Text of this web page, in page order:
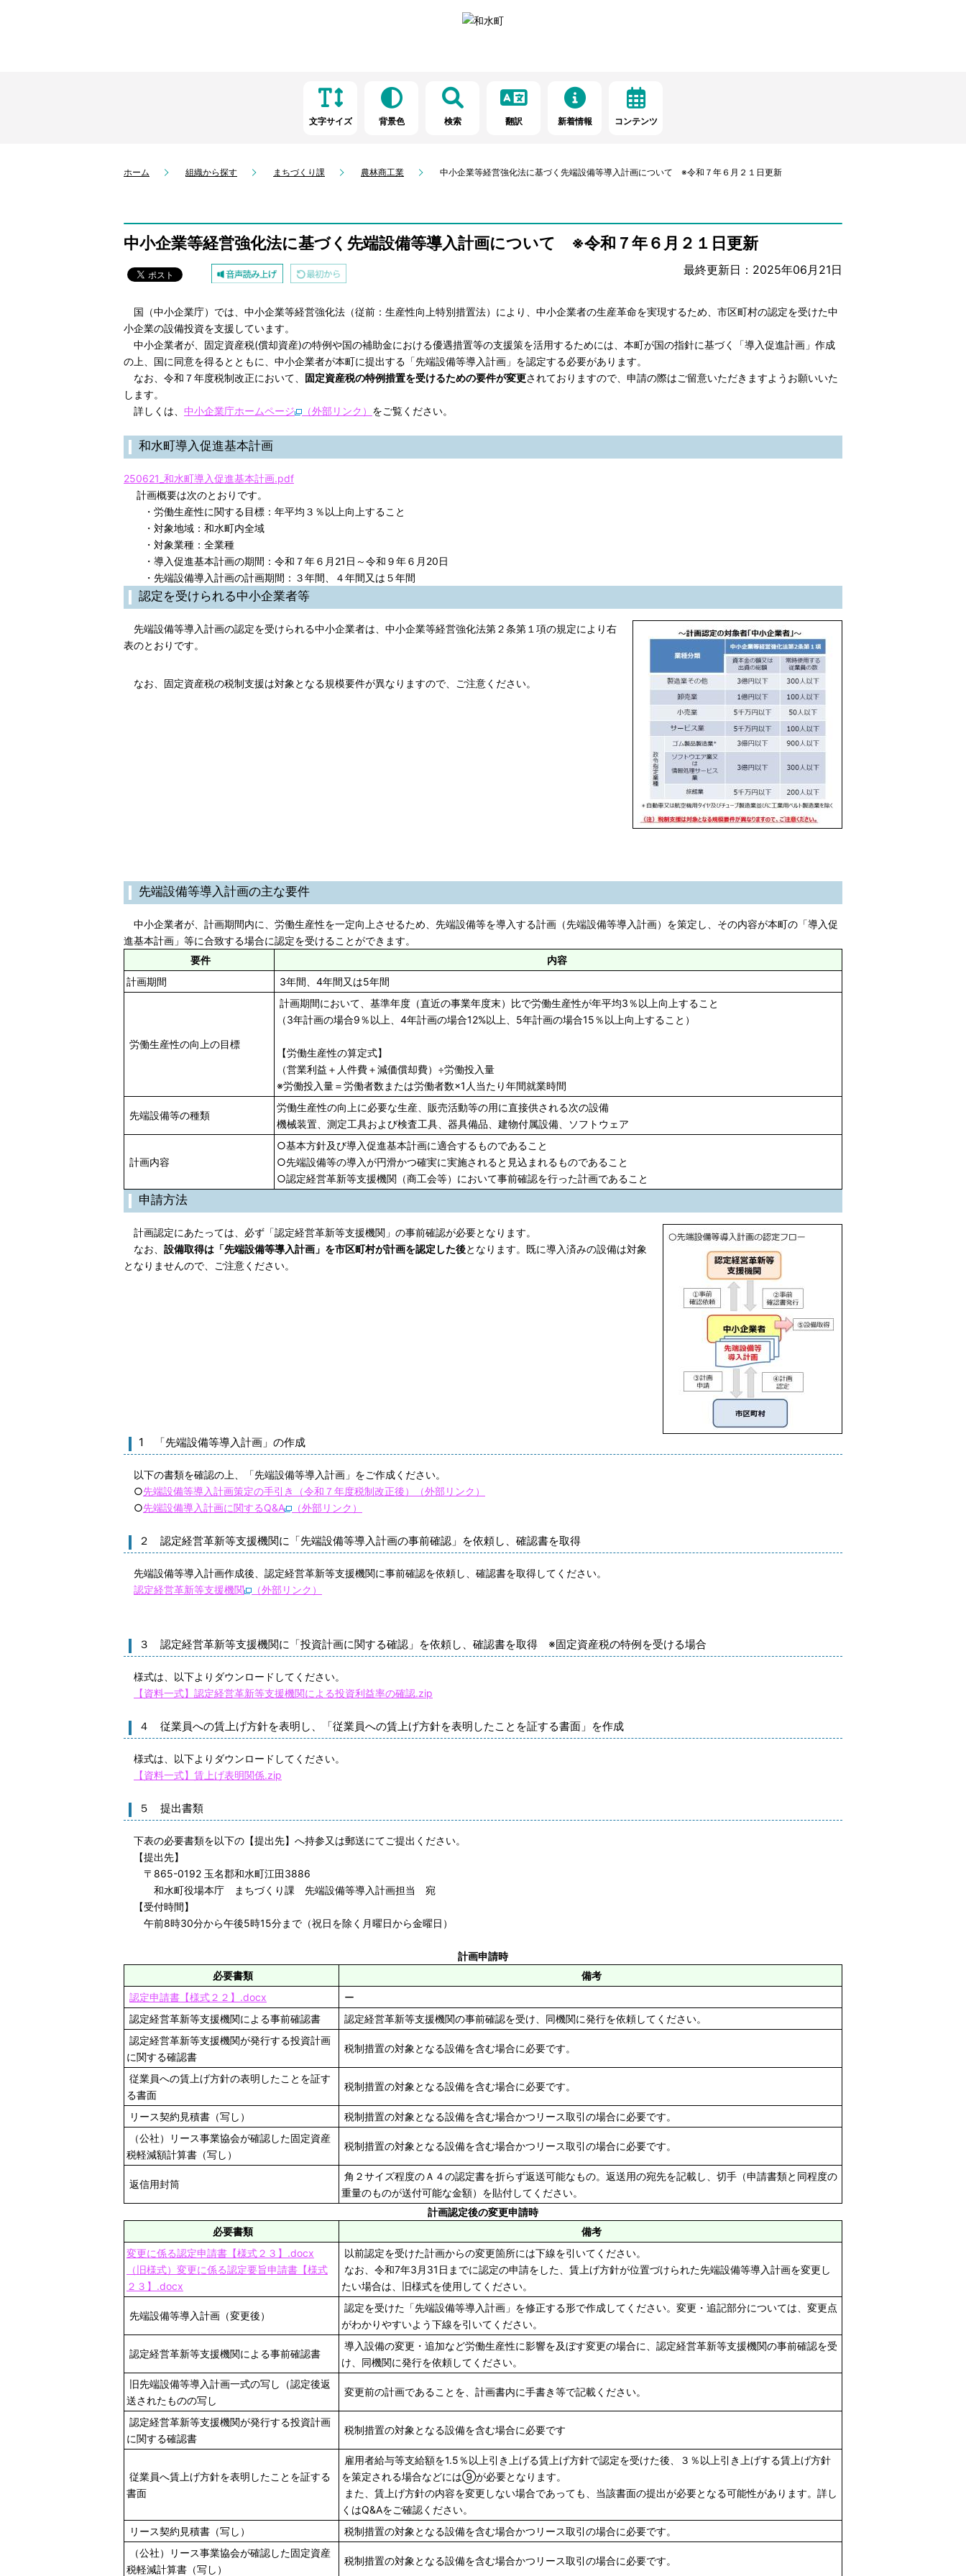
文字サイズ 背景色 検索 翻訳 新着情報 コンテンツ
ホーム 組織から探す まちづくり課 農林商工業 中小企業等経営強化法に基づく先端設備等導入計画について ※令和７年６月２１日更新
中小企業等経営強化法に基づく先端設備等導入計画について ※令和７年６月２１日更新
最終更新日：2025年06月21日
国（中小企業庁）では、中小企業等経営強化法（従前：生産性向上特別措置法）により、中小企業者の生産革命を実現するため、市区町村の認定を受けた中
小企業の設備投資を支援しています。
中小企業者が、固定資産税(償却資産)の特例や国の補助金における優遇措置等の支援策を活用するためには、本町が国の指針に基づく「導入促進計画」作成
の上、国に同意を得るとともに、中小企業者が本町に提出する「先端設備等導入計画」を認定する必要があります。
なお、令和７年度税制改正において、 固定資産税の特例措置を受けるための要件が変更されておりますので、申請の際はご留意いただきますようお願いいた
します。
詳しくは、 中小企業庁ホームページ （外部リンク） をご覧ください。
和水町導入促進基本計画
250621_和水町導入促進基本計画.pdf
計画概要は次のとおりです。
・労働生産性に関する目標：年平均３％以上向上すること
・対象地域：和水町内全域
・対象業種：全業種
・導入促進基本計画の期間：令和７年６月21日～令和９年６月20日
・先端設備導入計画の計画期間：３年間、４年間又は５年間
認定を受けられる中小企業者等
先端設備等導入計画の認定を受けられる中小企業者は、中小企業等経営強化法第２条第１項の規定により右
表のとおりです。
なお、固定資産税の税制支援は対象となる規模要件が異なりますので、ご注意ください。
先端設備等導入計画の主な要件
中小企業者が、計画期間内に、労働生産性を一定向上させるため、先端設備等を導入する計画（先端設備等導入計画）を策定し、その内容が本町の「導入促
進基本計画」等に合致する場合に認定を受けることができます。
要件
内容
計画期間
3年間、4年間又は5年間
労働生産性の向上の目標
計画期間において、基準年度（直近の事業年度末）比で労働生産性が年平均3％以上向上すること
（3年計画の場合9％以上、4年計画の場合12%以上、5年計画の場合15％以上向上すること）
【労働生産性の算定式】
（営業利益＋人件費＋減価償却費）÷労働投入量
※労働投入量＝労働者数または労働者数×1人当たり年間就業時間
先端設備等の種類
労働生産性の向上に必要な生産、販売活動等の用に直接供される次の設備
機械装置、測定工具および検査工具、器具備品、建物付属設備、ソフトウェア
計画内容
○基本方針及び導入促進基本計画に適合するものであること
○先端設備等の導入が円滑かつ確実に実施されると見込まれるものであること
○認定経営革新等支援機関（商工会等）において事前確認を行った計画であること
申請方法
計画認定にあたっては、必ず「認定経営革新等支援機関」の事前確認が必要となります。
なお、 設備取得は「先端設備等導入計画」を市区町村が計画を認定した後となります。既に導入済みの設備は対象
となりませんので、ご注意ください。
1 「先端設備等導入計画」の作成
以下の書類を確認の上、「先端設備等導入計画」をご作成ください。
○先端設備等導入計画策定の手引き（令和７年度税制改正後）（外部リンク）
○先端設備導入計画に関するQ&A （外部リンク）
２ 認定経営革新等支援機関に「先端設備等導入計画の事前確認」を依頼し、確認書を取得
先端設備等導入計画作成後、認定経営革新等支援機関に事前確認を依頼し、確認書を取得してください。
認定経営革新等支援機関
（外部リンク）
３ 認定経営革新等支援機関に「投資計画に関する確認」を依頼し、確認書を取得 ※固定資産税の特例を受ける場合
様式は、以下よりダウンロードしてください。
【資料一式】認定経営革新等支援機関による投資利益率の確認.zip
４ 従業員への賃上げ方針を表明し、「従業員への賃上げ方針を表明したことを証する書面」を作成
様式は、以下よりダウンロードしてください。
【資料一式】賃上げ表明関係.zip
５ 提出書類
下表の必要書類を以下の【提出先】へ持参又は郵送にてご提出ください。
【提出先】
〒865-0192 玉名郡和水町江田3886
和水町役場本庁 まちづくり課 先端設備等導入計画担当 宛
【受付時間】
午前8時30分から午後5時15分まで（祝日を除く月曜日から金曜日）
計画申請時
必要書類
備考
認定申請書【様式２２】.docx
ー
認定経営革新等支援機関による事前確認書
認定経営革新等支援機関の事前確認を受け、同機関に発行を依頼してください。
認定経営革新等支援機関が発行する投資計画
に関する確認書
税制措置の対象となる設備を含む場合に必要です。
従業員への賃上げ方針の表明したことを証す
る書面
税制措置の対象となる設備を含む場合に必要です。
リース契約見積書（写し）
税制措置の対象となる設備を含む場合かつリース取引の場合に必要です。
（公社）リース事業協会が確認した固定資産
税軽減額計算書（写し）
税制措置の対象となる設備を含む場合かつリース取引の場合に必要です。
返信用封筒
角２サイズ程度のＡ４の認定書を折らず返送可能なもの。返送用の宛先を記載し、切手（申請書類と同程度の
重量のものが送付可能な金額）を貼付してください。
計画認定後の変更申請時
必要書類
備考
変更に係る認定申請書【様式２３】.docx
（旧様式）変更に係る認定要旨申請書【様式
２３】.docx
以前認定を受けた計画からの変更箇所には下線を引いてください。
なお、令和7年3月31日までに認定の申請をした、賃上げ方針が位置づけられた先端設備等導入計画を変更し
たい場合は、旧様式を使用してください。
先端設備等導入計画（変更後）
認定を受けた「先端設備等導入計画」を修正する形で作成してください。変更・追記部分については、変更点
がわかりやすいよう下線を引いてください。
認定経営革新等支援機関による事前確認書
導入設備の変更・追加など労働生産性に影響を及ぼす変更の場合に、認定経営革新等支援機関の事前確認を受
け、同機関に発行を依頼してください。
旧先端設備等導入計画一式の写し（認定後返
送されたものの写し
変更前の計画であることを、計画書内に手書き等で記載ください。
認定経営革新等支援機関が発行する投資計画
に関する確認書
税制措置の対象となる設備を含む場合に必要です
従業員へ賃上げ方針を表明したことを証する
書面
雇用者給与等支給額を1.5％以上引き上げる賃上げ方針で認定を受けた後、３％以上引き上げする賃上げ方針
を策定される場合などには⑨が必要となります。
また、賃上げ方針の内容を変更しない場合であっても、当該書面の提出が必要となる可能性があります。詳し
くはQ&Aをご確認ください。
リース契約見積書（写し）
税制措置の対象となる設備を含む場合かつリース取引の場合に必要です。
（公社）リース事業協会が確認した固定資産
税軽減計算書（写し）
税制措置の対象となる設備を含む場合かつリース取引の場合に必要です。